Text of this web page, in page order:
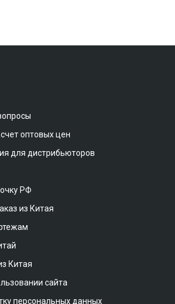
оптовых цен
для дистрибьюторов
РФ
из Китая
Китая
сайта
персональных данных